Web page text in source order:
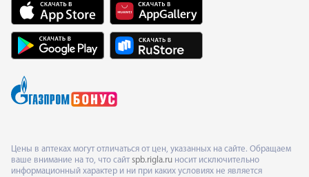
Цены в аптеках могут отличаться от цен, указанных на сайте. Обращаем
ваше внимание на то, что сайт spb.rigla.ru носит исключительно
информационный характер и ни при каких условиях не является